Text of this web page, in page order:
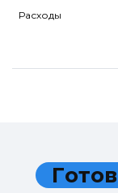
Расходы
Готов